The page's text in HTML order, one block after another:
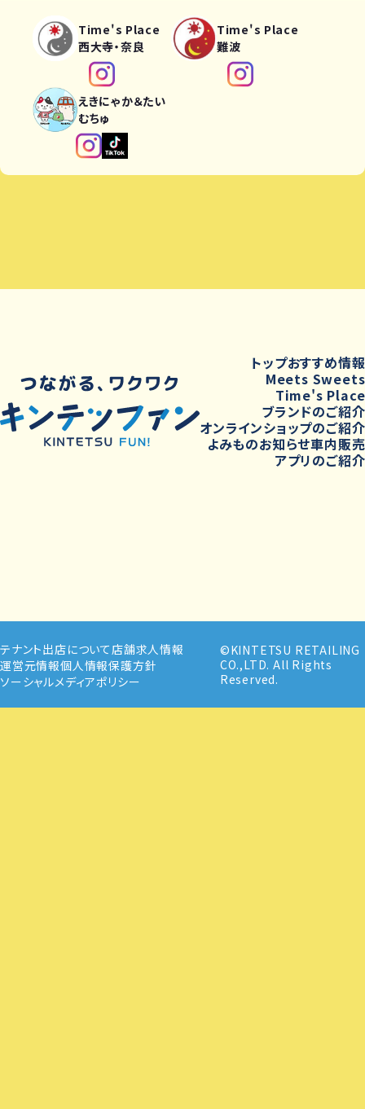
Time's Place
西大寺・奈良
Time's Place
難波
えきにゃか＆たい
むちゅ
トップおすすめ情報
Meets Sweets
Time's Place
ブランドのご紹介
オンラインショップのご紹介
よみものお知らせ車内販売
アプリのご紹介
テナント出店について 店舗求人情報
運営元情報個人情報保護方針
ソーシャルメディアポリシー
©KINTETSU RETAILING
CO.,LTD. All Rights
Reserved.